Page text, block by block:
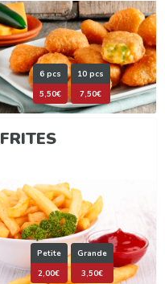
6 pcs
5,50€
10 pcs
7,50€
FRITES
Petite
2,00€
Grande
3,50€